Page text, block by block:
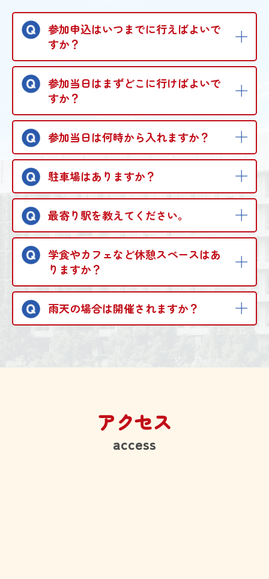
参加申込はいつまでに行えばよいで
すか？
参加当日はまずどこに行けばよいで
すか？
参加当日は何時から入れますか？
駐車場はありますか？
最寄り駅を教えてください。
学食やカフェなど休憩スペースはあ
りますか？
雨天の場合は開催されますか？
アクセス
access